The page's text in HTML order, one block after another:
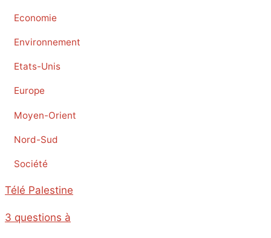
Economie
Environnement
Etats-Unis
Europe
Moyen-Orient
Nord-Sud
Société
Télé Palestine
3 questions à